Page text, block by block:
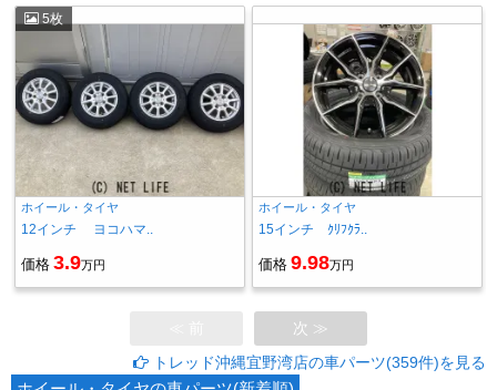
5枚
ホイール・タイヤ
12インチ ヨコハマ..
価格 3.9万円
ホイール・タイヤ
15インチ ｸﾘﾌｸﾗ..
価格 9.98万円
次 ≫
トレッド沖縄宜野湾店の車パーツ(359件)を見る